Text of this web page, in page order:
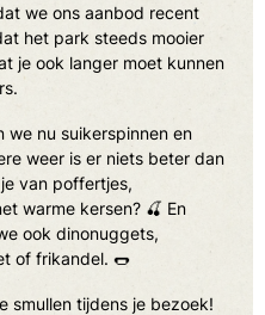
we ons aanbod recent
het park steeds mooier
je ook langer moet kunnen
we nu suikerspinnen en
weer is er niets beter dan
van poffertjes,
warme kersen? 🍒 En
ook dinonuggets,
of frikandel. 🌭
smullen tijdens je bezoek!